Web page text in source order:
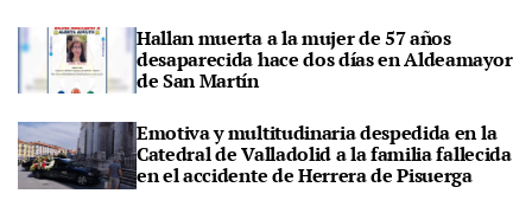
Hallan muerta a la mujer de 57 años
desaparecida hace dos días en Aldeamayor
de San Martín
Emotiva y multitudinaria despedida en la
Catedral de Valladolid a la familia fallecida
en el accidente de Herrera de Pisuerga